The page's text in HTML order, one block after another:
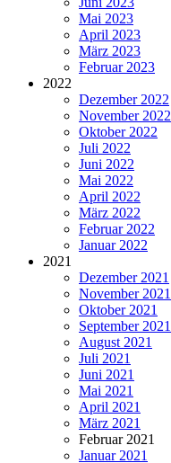
Mai 2023
April 2023
März 2023
Februar 2023
2022
Dezember 2022
November 2022
Oktober 2022
Juli 2022
Juni 2022
Mai 2022
April 2022
März 2022
Februar 2022
Januar 2022
2021
Dezember 2021
November 2021
Oktober 2021
September 2021
August 2021
Juli 2021
Juni 2021
Mai 2021
April 2021
März 2021
Februar 2021
Januar 2021